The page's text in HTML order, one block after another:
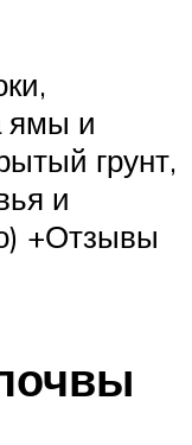
ямы и
грунт,
и
+Отзывы